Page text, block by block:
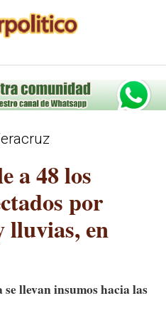
a 48 los
por
lluvias, en
llevan insumos hacia las